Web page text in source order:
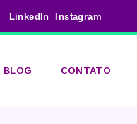
LinkedIn Instagram
BLOG CONTATO